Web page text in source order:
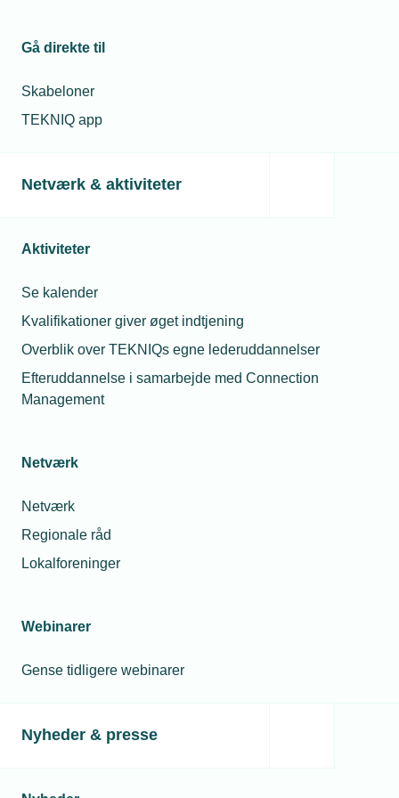
Gå direkte til
Skabeloner
TEKNIQ app
Netværk & aktiviteter
Aktiviteter
Se kalender
Kvalifikationer giver øget indtjening
Overblik over TEKNIQs egne lederuddannelser
Efteruddannelse i samarbejde med Connection
Management
Netværk
Netværk
Regionale råd
Lokalforeninger
Webinarer
Gense tidligere webinarer
Nyheder & presse
13. aug. 2018
Installationsvirksomheder blandt
byggepladserne
Relaterede nyheder